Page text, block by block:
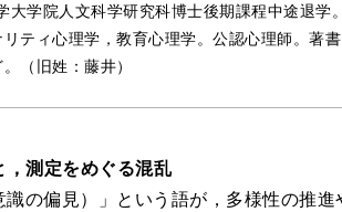
大学院人文科学研究科博士後期課程中途退学
ティ心理学，教育心理学。公認心理師。著
（旧姓：藤井）
，測定をめぐる混乱
の偏見）」という語が，多様性の推